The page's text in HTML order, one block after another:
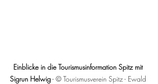
Einblicke in die Tourismusinformation Spitz mit
Sigrun Helwig - © Tourismusverein Spitz - Ewald